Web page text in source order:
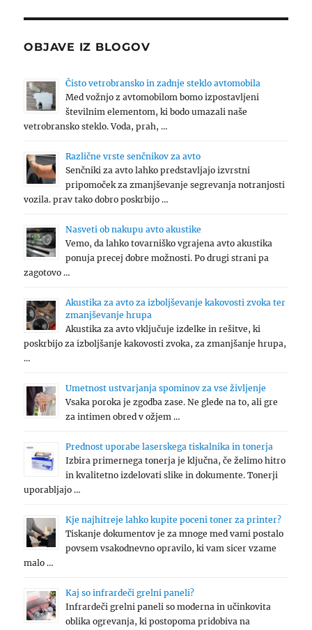
OBJAVE IZ BLOGOV
Čisto vetrobransko in zadnje steklo avtomobila
Med vožnjo z avtomobilom bomo izpostavljeni
številnim elementom, ki bodo umazali naše
vetrobransko steklo. Voda, prah, …
Različne vrste senčnikov za avto
Senčniki za avto lahko predstavljajo izvrstni
pripomoček za zmanjševanje segrevanja notranjosti
vozila. prav tako dobro poskrbijo …
Nasveti ob nakupu avto akustike
Vemo, da lahko tovarniško vgrajena avto akustika
ponuja precej dobre možnosti. Po drugi strani pa
zagotovo …
Akustika za avto za izboljševanje kakovosti zvoka ter
zmanjševanje hrupa
Akustika za avto vključuje izdelke in rešitve, ki
poskrbijo za izboljšanje kakovosti zvoka, za zmanjšanje hrupa,
…
Umetnost ustvarjanja spominov za vse življenje
Vsaka poroka je zgodba zase. Ne glede na to, ali gre
za intimen obred v ožjem …
Prednost uporabe laserskega tiskalnika in tonerja
Izbira primernega tonerja je ključna, če želimo hitro
in kvalitetno izdelovati slike in dokumente. Tonerji
uporabljajo …
Kje najhitreje lahko kupite poceni toner za printer?
Tiskanje dokumentov je za mnoge med vami postalo
povsem vsakodnevno opravilo, ki vam sicer vzame
malo …
Kaj so infrardeči grelni paneli?
Infrardeči grelni paneli so moderna in učinkovita
oblika ogrevanja, ki postopoma pridobiva na